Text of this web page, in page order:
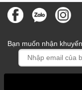
Bạn muốn nhận